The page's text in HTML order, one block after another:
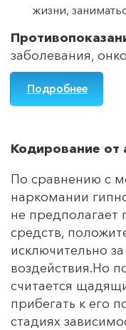
жизни,
заболевания,
Подробнее
Кодирование от
По сравнению с
наркомании
не предполагает
средств,
исключительно
воздействия.Но
считается
прибегать к его
стадиях